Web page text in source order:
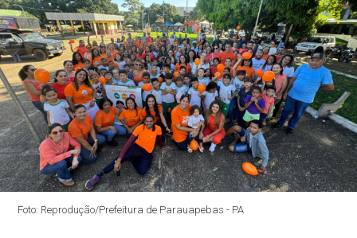
Foto: Reprodução/Prefeitura de Parauapebas - PA